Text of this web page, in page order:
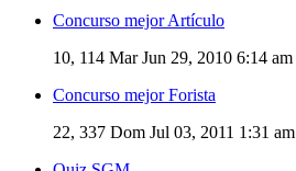
Concurso mejor Artículo
10, 114 Mar Jun 29, 2010 6:14 am
Concurso mejor Forista
22, 337 Dom Jul 03, 2011 1:31 am